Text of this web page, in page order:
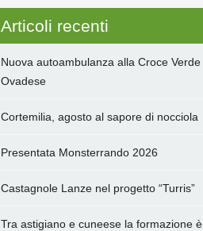
Articoli recenti
Nuova autoambulanza alla Croce Verde
Ovadese
Cortemilia, agosto al sapore di nocciola
Presentata Monsterrando 2026
Castagnole Lanze nel progetto “Turris”
Tra astigiano e cuneese la formazione è